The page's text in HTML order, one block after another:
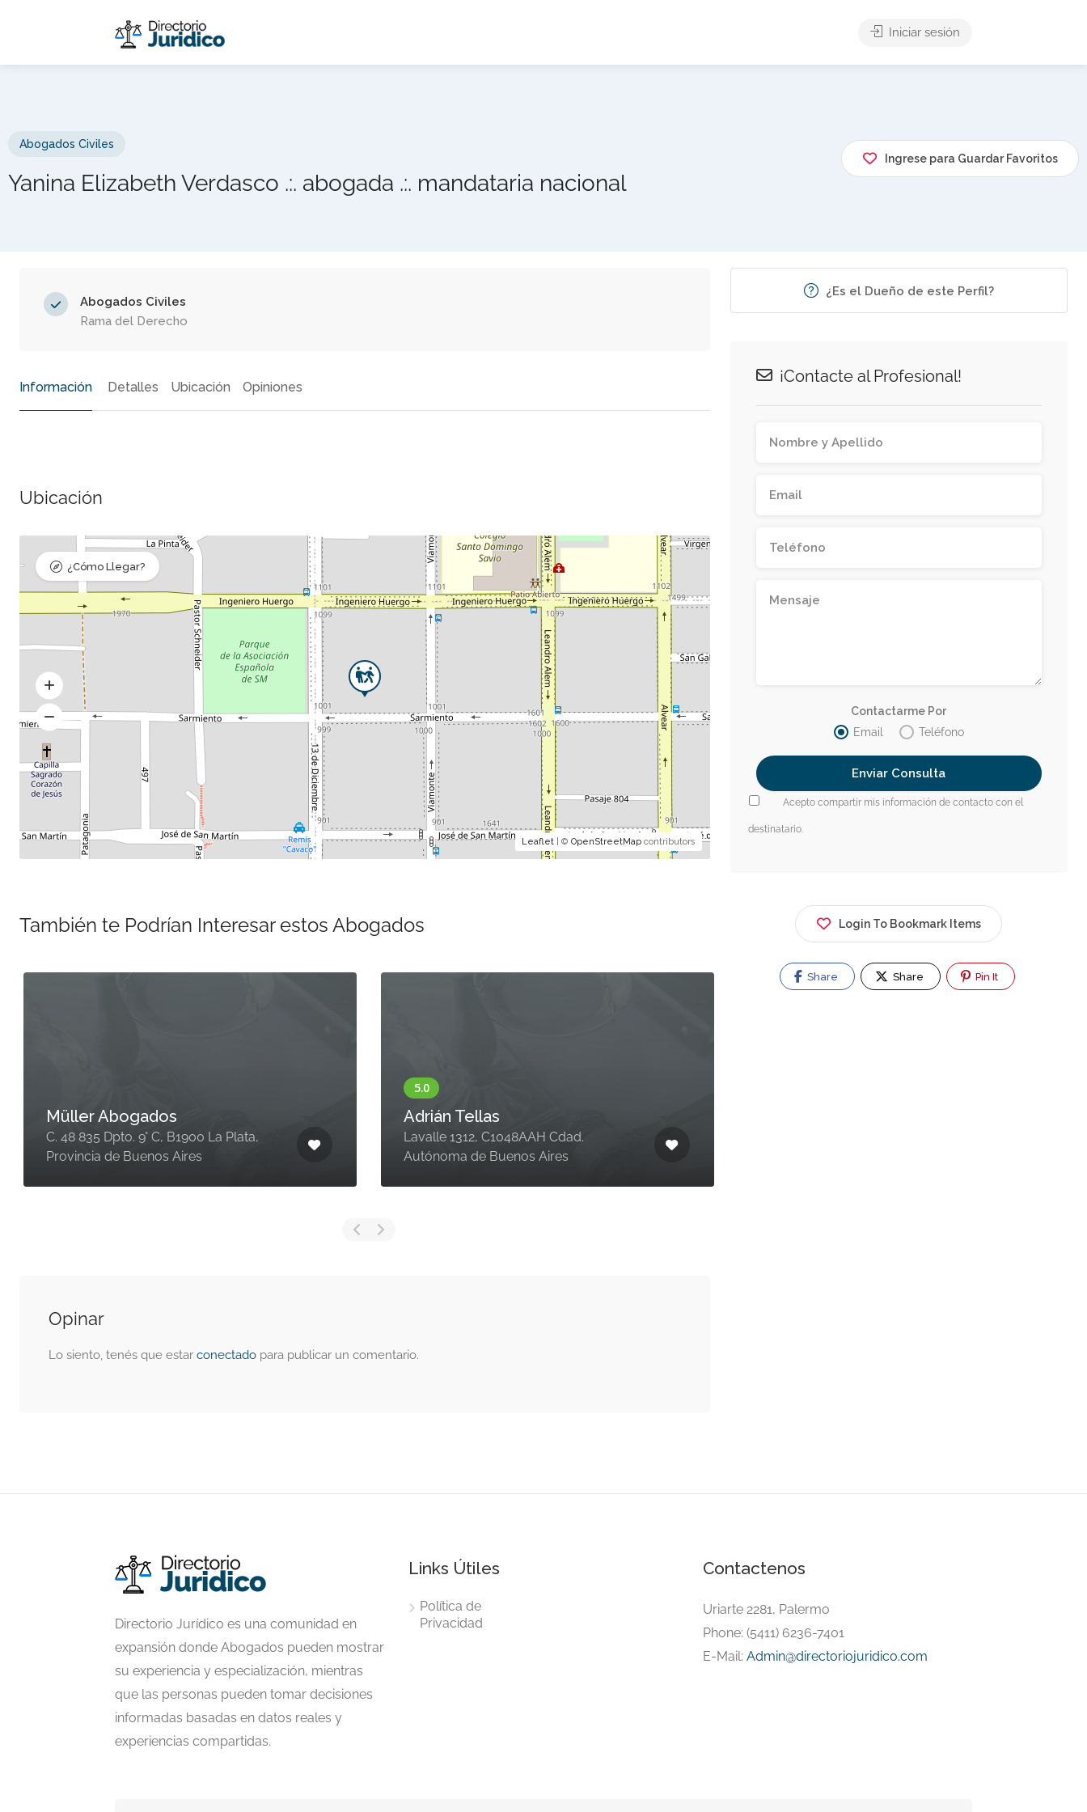
Iniciar sesión
Abogados Civiles
Yanina Elizabeth Verdasco .:. abogada .:. mandataria nacional
Ingrese para Guardar Favoritos
Abogados Civiles
Rama del Derecho
Información Detalles Ubicación Opiniones
Ubicación
Leaflet | ©OpenStreetMap contributors
¿Cómo Llegar?
También te Podrían Interesar estos Abogados
Müller Abogados
C. 48 835 Dpto. 9° C, B1900 La Plata,
Provincia de Buenos Aires
Adrián Tellas
Lavalle 1312, C1048AAH Cdad.
Autónoma de Buenos Aires
Opinar
Lo siento, tenés que estarconectado para publicar un comentario.
¿Es el Dueño de este Perfil?
¡Contacte al Profesional!
Contactarme Por
Email
Teléfono
Acepto compartir mis información de contacto con el
destinatario.
Login To Bookmark Items
Share Share Pin It
Directorio Jurídico es una comunidad en
expansión donde Abogados pueden mostrar
su experiencia y especialización, mientras
que las personas pueden tomar decisiones
informadas basadas en datos reales y
experiencias compartidas.
Links Útiles
Política de
Privacidad
Contactenos
Uriarte 2281, Palermo
Phone: (5411) 6236-7401
E-Mail: Admin@directoriojuridico.com